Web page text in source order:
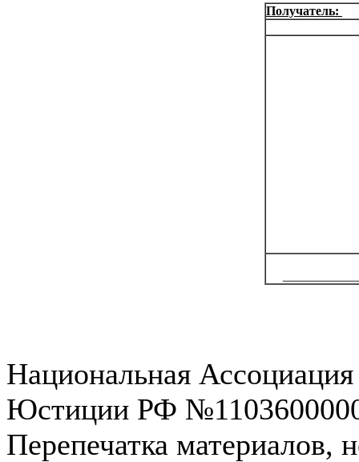
Получатель:
Национальная
Юстиции РФ
Перепечатка